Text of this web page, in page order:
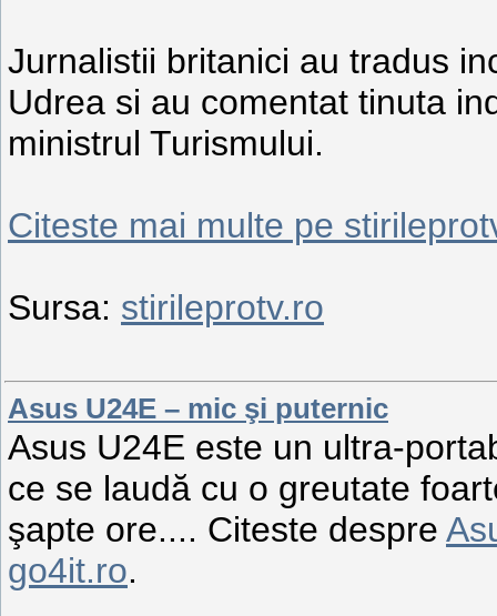
Jurnalistii britanici au tradus
Udrea si au comentat tinuta
ministrul Turismului.
Citeste mai multe pe
Sursa: stirileprotv.ro
Asus U24E – mic şi puternic
Asus U24E este un ultra-
ce se laudă cu o greutate
şapte ore.... Citeste despre
go4it.ro.